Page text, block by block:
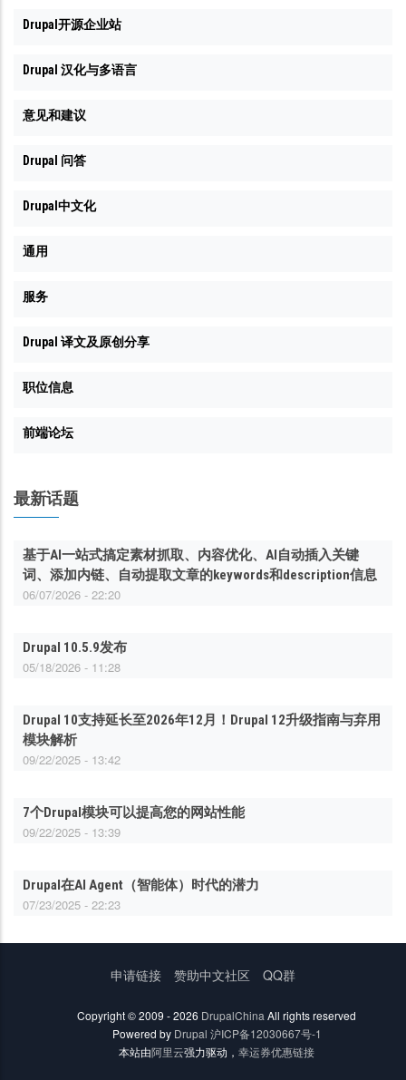
Drupal开源企业站
Drupal 汉化与多语言
意见和建议
Drupal 问答
Drupal中文化
通用
服务
Drupal 译文及原创分享
职位信息
前端论坛
最新话题
基于AI一站式搞定素材抓取、内容优化、AI自动插入关键
词、添加内链、自动提取文章的keywords和description信息
06/07/2026 - 22:20
Drupal 10.5.9发布
05/18/2026 - 11:28
Drupal 10支持延长至2026年12月！Drupal 12升级指南与弃用
模块解析
09/22/2025 - 13:42
7个Drupal模块可以提高您的网站性能
09/22/2025 - 13:39
Drupal在AI Agent（智能体）时代的潜力
07/23/2025 - 22:23
申请链接 赞助中文社区 QQ群
Copyright © 2009 - 2026 DrupalChina All rights reserved
Powered by Drupal 沪ICP备12030667号-1
本站由阿里云强力驱动， 幸运券优惠链接